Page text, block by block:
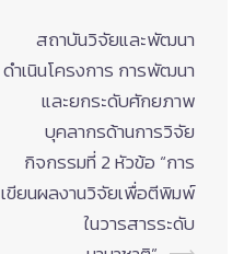
สถาบันวิจัยและพัฒนา
ดำเนินโครงการ การพัฒนา
และยกระดับศักยภาพ
บุคลากรด้านการวิจัย
กิจกรรมที่ 2 หัวข้อ “การ
เขียนผลงานวิจัยเพื่อตีพิมพ์
ในวารสารระดับ